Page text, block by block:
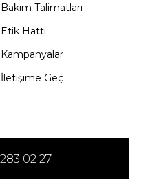
Bakım Talimatları
Etik Hattı
Kampanyalar
İletişime Geç
02 27